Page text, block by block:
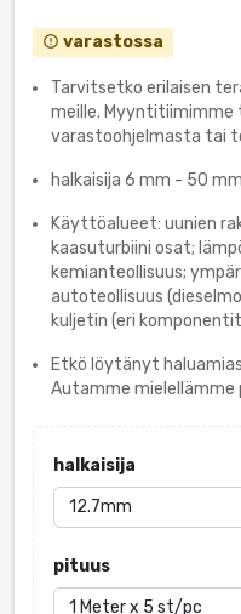
error_outline varastossa
Tarvitsetko erilaisen
meille. Myyntitiimimme
varastoohjelmasta tai
halkaisija 6 mm - 50
Käyttöalueet: uunien
kaasuturbiini osat;
kemianteollisuus;
autoteollisuus
kuljetin (eri
Etkö löytänyt
Autamme mielellämme
halkaisija
pituus